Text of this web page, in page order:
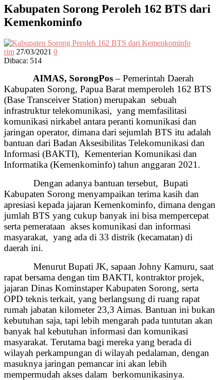
Kabupaten Sorong Peroleh 162 BTS dari
Kemenkominfo
rim 27/03/2021 0
Dibaca: 514
AIMAS, SorongPos– Pemerintah Daerah
Kabupaten Sorong, Papua Barat memperoleh 162 BTS
(Base Transceiver Station) merupakan sebuah
infrastruktur telekomunikasi, yang memfasilitasi
komunikasi nirkabel antara peranti komunikasi dan
jaringan operator, dimana dari sejumlah BTS itu adalah
bantuan dari Badan Aksesibilitas Telekomunikasi dan
Informasi (BAKTI), Kementerian Komunikasi dan
Informatika (Kemenkominfo) tahun anggaran 2021.
Dengan adanya bantuan tersebut, Bupati
Kabupaten Sorong menyampaikan terima kasih dan
apresiasi kepada jajaran Kemenkominfo, dimana dengan
jumlah BTS yang cukup banyak ini bisa mempercepat
serta pemerataan akses komunikasi dan informasi
masyarakat, yang ada di 33 distrik (kecamatan) di
daerah ini.
Menurut Bupati JK, sapaan Johny Kamuru, saat
rapat bersama dengan tim BAKTI, kontraktor projek,
jajaran Dinas Kominstaper Kabupaten Sorong, serta
OPD teknis terkait, yang berlangsung di ruang rapat
rumah jabatan kilometer 23,3 Aimas. Bantuan ini bukan
kebutuhan saja, tapi lebih mengarah pada tuntutan akan
banyak hal kebutuhan informasi dan komunikasi
masyarakat. Terutama bagi mereka yang berada di
wilayah perkampungan di wilayah pedalaman, dengan
masuknya jaringan pemancar ini akan lebih
mempermudah akses dalam berkomunikasinya.